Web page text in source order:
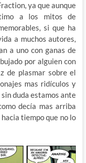
ya que aunque
a los mitos de
si que ha
a muchos autores,
a uno con ganas de
por alguien con
de plasmar sobre el
mas ridículos y
duda estamos ante
decía mas arriba
tiempo que no lo